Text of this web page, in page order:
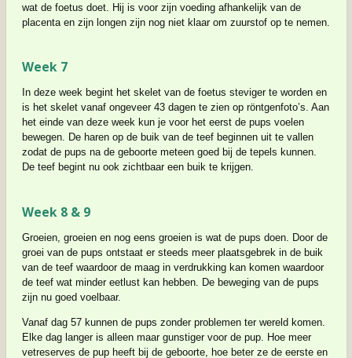
wat de foetus doet. Hij is voor zijn voeding afhankelijk van de
placenta en zijn longen zijn nog niet klaar om zuurstof op te nemen.
Week 7
In deze week begint het skelet van de foetus steviger te worden en
is het skelet vanaf ongeveer 43 dagen te zien op röntgenfoto’s. Aan
het einde van deze week kun je voor het eerst de pups voelen
bewegen. De haren op de buik van de teef beginnen uit te vallen
zodat de pups na de geboorte meteen goed bij de tepels kunnen.
De teef begint nu ook zichtbaar een buik te krijgen.
Week 8 & 9
Groeien, groeien en nog eens groeien is wat de pups doen. Door de
groei van de pups ontstaat er steeds meer plaatsgebrek in de buik
van de teef waardoor de maag in verdrukking kan komen waardoor
de teef wat minder eetlust kan hebben. De beweging van de pups
zijn nu goed voelbaar.
Vanaf dag 57 kunnen de pups zonder problemen ter wereld komen.
Elke dag langer is alleen maar gunstiger voor de pup. Hoe meer
vetreserves de pup heeft bij de geboorte, hoe beter ze de eerste en